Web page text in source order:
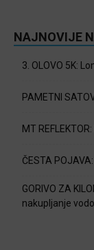
NAJNOVIJE
3. OLOVO 5K:
PAMETNI
MT
ČESTA
GORIVO ZA
nakupljanje